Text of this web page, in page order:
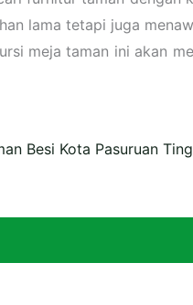
lama tetapi juga
meja taman ini akan
Besi Kota Pasuruan